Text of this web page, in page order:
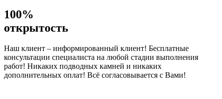
100%
открытость
Наш клиент – информированный клиент! Бесплатные
консультации специалиста на любой стадии выполнения
работ! Никаких подводных камней и никаких
дополнительных оплат! Всё согласовывается с Вами!